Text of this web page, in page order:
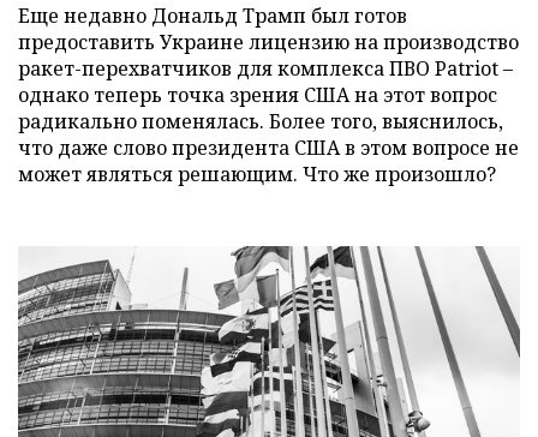
Еще недавно Дональд Трамп был готов
предоставить Украине лицензию на производство
ракет-перехватчиков для комплекса ПВО Patriot –
однако теперь точка зрения США на этот вопрос
радикально поменялась. Более того, выяснилось,
что даже слово президента США в этом вопросе не
может являться решающим. Что же произошло?